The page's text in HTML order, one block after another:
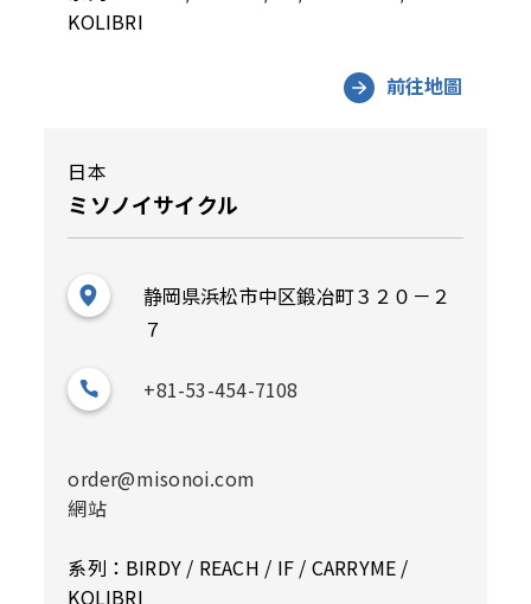
KOLIBRI
前往地圖
日本
ミソノイサイクル
静岡県浜松市中区鍛冶町３２０－２
７
+81-53-454-7108
order@misonoi.com
網站
系列：BIRDY / REACH / IF / CARRYME /
KOLIBRI